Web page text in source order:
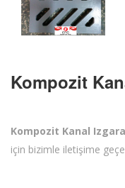
Kompozit
Kompozit Kanal
için bizimle iletişime